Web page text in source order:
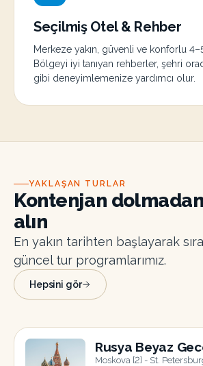
Seçilmiş Otel & Rehber
Merkeze yakın, güvenli ve konforlu
Bölgeyi iyi tanıyan rehberler, şehri
gibi deneyimlemenize yardımcı olur.
YAKLAŞAN TURLAR
Kontenjan
alın
En yakın tarihten başlayarak
güncel tur programlarımız.
Hepsini gör
Rusya Beyaz
Moskova [2] - St.